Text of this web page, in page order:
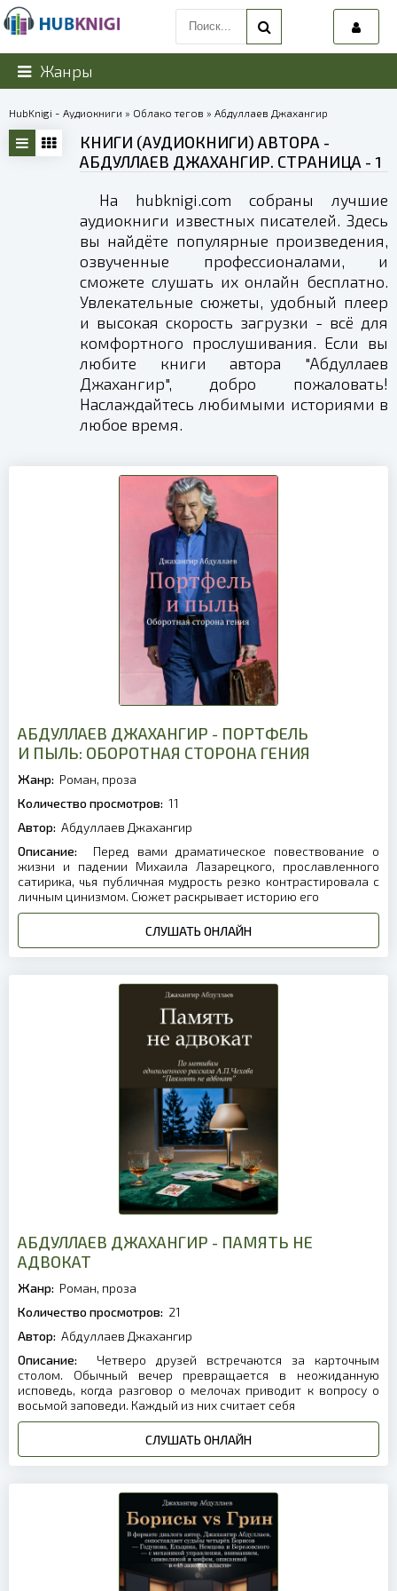
Жанры
HubKnigi - Аудиокниги » Облако тегов » Абдуллаев Джахангир
КНИГИ (АУДИОКНИГИ) АВТОРА -
АБДУЛЛАЕВ ДЖАХАНГИР. СТРАНИЦА - 1
На hubknigi.com собраны лучшие
аудиокниги известных писателей. Здесь
вы найдёте популярные произведения,
озвученные профессионалами, и
сможете слушать их онлайн бесплатно.
Увлекательные сюжеты, удобный плеер
и высокая скорость загрузки - всё для
комфортного прослушивания. Если вы
любите книги автора "Абдуллаев
Джахангир", добро пожаловать!
Наслаждайтесь любимыми историями в
любое время.
АБДУЛЛАЕВ ДЖАХАНГИР - ПОРТФЕЛЬ
И ПЫЛЬ: ОБОРОТНАЯ СТОРОНА ГЕНИЯ
Жанр: Роман, проза
Количество просмотров: 11
Автор: Абдуллаев Джахангир
Описание:
Перед вами драматическое повествование о
жизни и падении Михаила Лазарецкого, прославленного
сатирика, чья публичная мудрость резко контрастировала с
личным цинизмом. Сюжет раскрывает историю его
СЛУШАТЬ ОНЛАЙН
АБДУЛЛАЕВ ДЖАХАНГИР - ПАМЯТЬ НЕ
АДВОКАТ
Жанр: Роман, проза
Количество просмотров: 21
Автор: Абдуллаев Джахангир
Описание:
Четверо друзей встречаются за карточным
столом. Обычный вечер превращается в неожиданную
исповедь, когда разговор о мелочах приводит к вопросу о
восьмой заповеди. Каждый из них считает себя
СЛУШАТЬ ОНЛАЙН